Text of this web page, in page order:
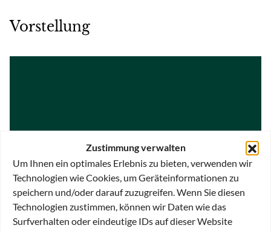
Zustimmung verwalten
Um Ihnen ein optimales Erlebnis zu bieten, verwenden wir
Technologien wie Cookies, um Geräteinformationen zu
speichern und/oder darauf zuzugreifen. Wenn Sie diesen
Technologien zustimmen, können wir Daten wie das
Surfverhalten oder eindeutige IDs auf dieser Website
Vorstellung
Wie können Sie stiften